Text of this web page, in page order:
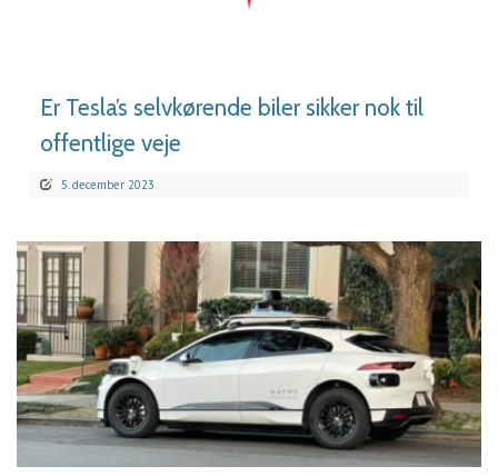
Er Tesla’s selvkørende biler sikker nok til
offentlige veje
5. december 2023
LÆS MERE